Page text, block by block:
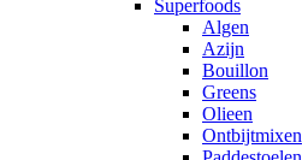
Superfoods
Algen
Azijn
Bouillon
Greens
Olieen
Ontbijtmixen